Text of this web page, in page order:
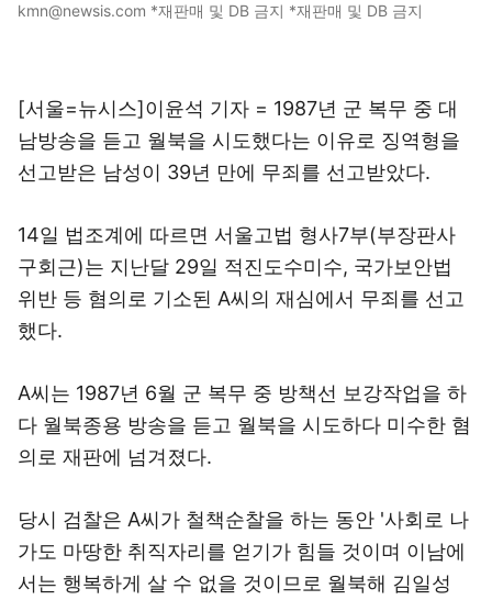
kmn@newsis.com *재판매 및 DB 금지 *재판매 및 DB 금지
[서울=뉴시스]이윤석 기자 = 1987년 군 복무 중 대
남방송을 듣고 월북을 시도했다는 이유로 징역형을
선고받은 남성이 39년 만에 무죄를 선고받았다.
14일 법조계에 따르면 서울고법 형사7부(부장판사
구회근)는 지난달 29일 적진도수미수, 국가보안법
위반 등 혐의로 기소된 A씨의 재심에서 무죄를 선고
했다.
A씨는 1987년 6월 군 복무 중 방책선 보강작업을 하
다 월북종용 방송을 듣고 월북을 시도하다 미수한 혐
의로 재판에 넘겨졌다.
당시 검찰은 A씨가 철책순찰을 하는 동안 '사회로 나
가도 마땅한 취직자리를 얻기가 힘들 것이며 이남에
서는 행복하게 살 수 없을 것이므로 월북해 김일성